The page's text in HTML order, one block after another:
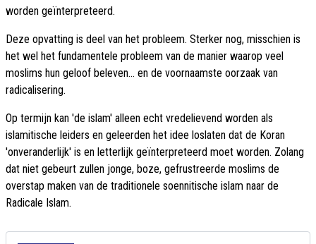
worden geïnterpreteerd.
Deze opvatting is deel van het probleem. Sterker nog, misschien is
het wel het fundamentele probleem van de manier waarop veel
moslims hun geloof beleven... en de voornaamste oorzaak van
radicalisering.
Op termijn kan 'de islam' alleen echt vredelievend worden als
islamitische leiders en geleerden het idee loslaten dat de Koran
'onveranderlijk' is en letterlijk geïnterpreteerd moet worden. Zolang
dat niet gebeurt zullen jonge, boze, gefrustreerde moslims de
overstap maken van de traditionele soennitische islam naar de
Radicale Islam.